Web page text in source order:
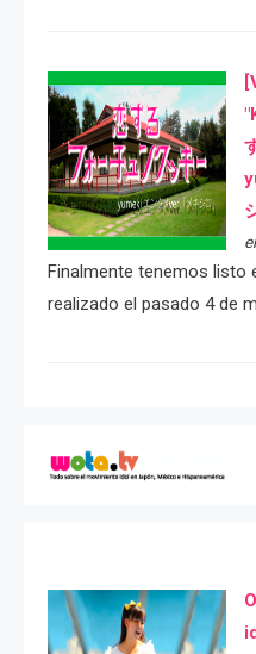
Finalmente tenemos listo
realizado el pasado 4 de